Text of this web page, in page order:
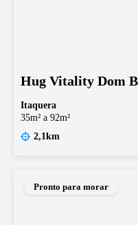
Hug Vitality Dom
Itaquera
35m² a 92m²
2,1km
Pronto para morar